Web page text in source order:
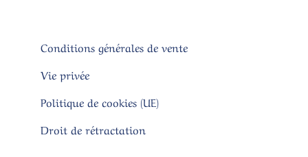
Conditions générales de vente
Vie privée
Politique de cookies (UE)
Droit de rétractation